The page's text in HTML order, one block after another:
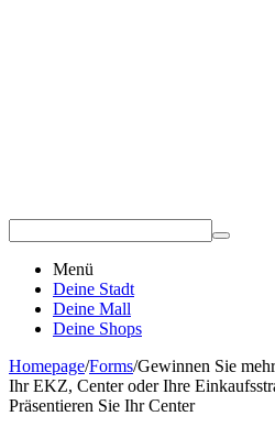
Menü
Deine Stadt
Deine Mall
Deine Shops
Homepage/Forms/Gewinnen Sie
Ihr EKZ, Center oder Ihre
Präsentieren Sie Ihr Center